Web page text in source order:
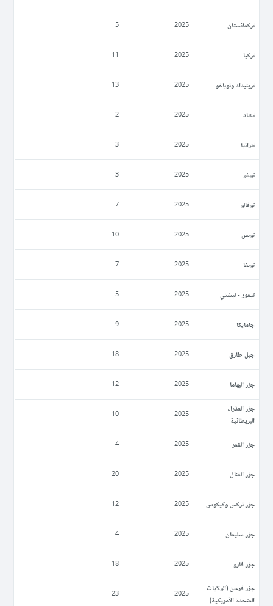
تركمانستان 2025
5
تركيا 2025
11
ترينيداد وتوباغو 2025
13
تشاد 2025
2
تنزانيا 2025
3
توغو 2025
3
توفالو 2025
7
تونس 2025
10
تونغا 2025
7
تيمور - ليشتي 2025
5
جامايكا 2025
9
جبل طارق 2025
18
جزر البهاما 2025
12
جزر العذراء
البريطانية
2025
10
جزر القمر 2025
4
جزر القنال 2025
20
جزر تركس وكيكوس 2025
12
جزر سليمان 2025
4
جزر فارو 2025
18
جزر فرجن (الولايات
المتحدة الأمريكية)
2025
23